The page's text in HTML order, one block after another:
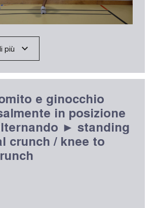
più
e ginocchio
in posizione
► standing
crunch / knee to